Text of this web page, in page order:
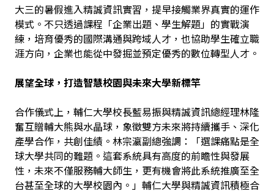
大三的暑假進入精誠資訊實習，提早接觸業界真實的運作
模式。不只透過課程「企業出題、學生解題」的實戰演
練，培育優秀的國際溝通與跨域人才，也協助學生確立職
涯方向，企業也能從中發掘並預定優秀的數位轉型人才。
展望全球，打造智慧校園與未來大學新標竿
合作儀式上，輔仁大學校長藍易振與精誠資訊總經理林隆
奮互贈輔大熊與水晶球，象徵雙方未來將持續攜手、深化
產學合作，共創佳績。林宗瀛副總強調：「選課痛點是全
球大學共同的難題。這套系統具有高度的前瞻性與發展
性，未來不僅服務輔大師生，更有機會將此系統推廣至全
台甚至全球的大學校園內。」輔仁大學與精誠資訊積極合